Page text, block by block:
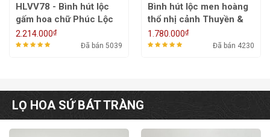
HLVV78 - Bình hút lộc
gấm hoa chữ Phúc Lộc
2.214.000₫
Đã bán 5039
Bình hút lộc men hoàng
thổ nhị cảnh Thuyền &
Đồng quê - HLVV66 -
22/26/30/35cm
1.780.000₫
Đã bán 4230
LỌ HOA SỨ BÁT TRÀNG